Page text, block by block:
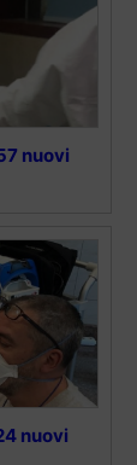
nuovi
nuovi